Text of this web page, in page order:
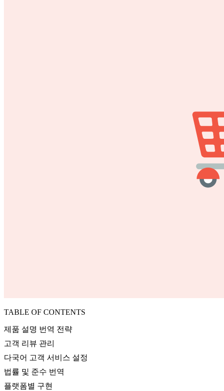
TABLE OF CONTENTS
제품 설명 번역 전략
고객 리뷰 관리
다국어 고객 서비스 설정
법률 및 준수 번역
플랫폼별 구현